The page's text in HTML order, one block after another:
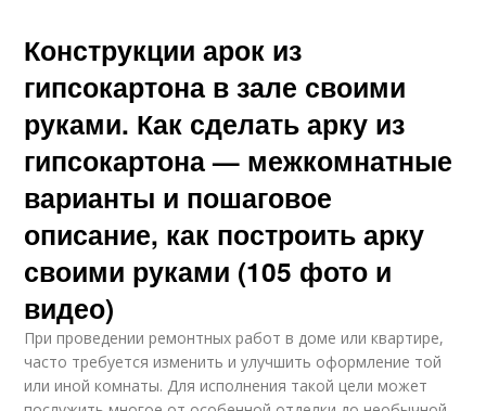
Конструкции арок из
гипсокартона в зале своими
руками. Как сделать арку из
гипсокартона — межкомнатные
варианты и пошаговое
описание, как построить арку
своими руками (105 фото и
видео)
При проведении ремонтных работ в доме или квартире,
часто требуется изменить и улучшить оформление той
или иной комнаты. Для исполнения такой цели может